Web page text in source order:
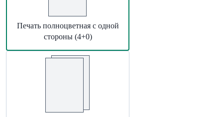
Печать полноцветная с одной
стороны (4+0)